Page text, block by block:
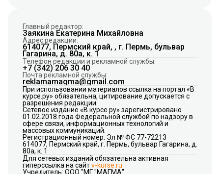
Главный редактор:
Заякина Екатерина Михайловна
Адрес редакции:
614077, Пермский край, , г. Пермь, бульвар
Гагарина, д. 80а, к. 1
Телефон редакции и рекламной службы:
+7 (342) 206 30 40
Почта рекламной службы:
reklamamagma@gmail.com
При использовании материалов ссылка на портал «В
курсе.ру» обязательна, цитирование допускается с
разрешения редакции.
Сетевое издание «В курсе.ру» зарегистрировано
01.02.2018 года Федеральной службой по надзору в
сфере связи, информационных технологий и
массовых коммуникаций.
Регистрационный номер: Эл № ФС 77-72213
614077, Пермский край, г. Пермь, бульвар Гагарина, д.
80а, к. 1
Для сетевых изданий обязательна активная
гиперссылка на сайтv-kurse.ru
Учредитель: ООО "МГ "МАГМА"